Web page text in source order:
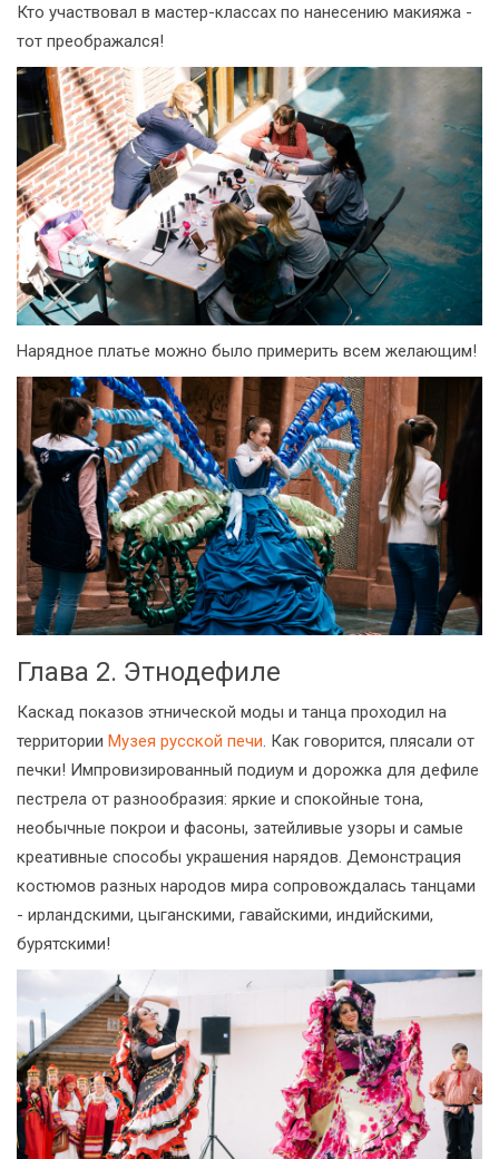
Кто участвовал в мастер-классах по нанесению макияжа -
тот преображался!
Нарядное платье можно было примерить всем желающим!
Глава 2. Этнодефиле
Каскад показов этнической моды и танца проходил на
территории Музея русской печи. Как говорится, плясали от
печки! Импровизированный подиум и дорожка для дефиле
пестрела от разнообразия: яркие и спокойные тона,
необычные покрои и фасоны, затейливые узоры и самые
креативные способы украшения нарядов. Демонстрация
костюмов разных народов мира сопровождалась танцами
- ирландскими, цыганскими, гавайскими, индийскими,
бурятскими!